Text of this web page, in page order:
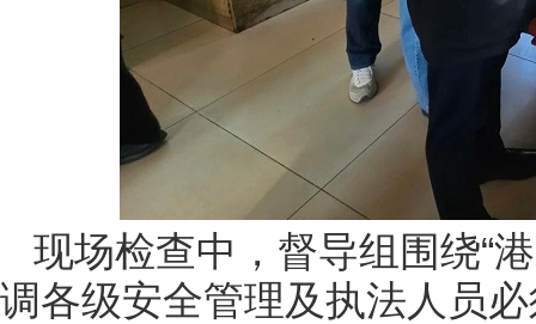
现场检查中，督导组围绕“
调各级安全管理及执法人员